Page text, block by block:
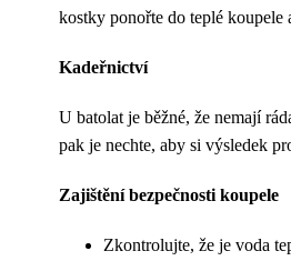
kostky ponořte do teplé koupele
Kadeřnictví
U batolat je běžné, že nemají
pak je nechte, aby si výsledek
Zajištění bezpečnosti koupele
Zkontrolujte, že je voda